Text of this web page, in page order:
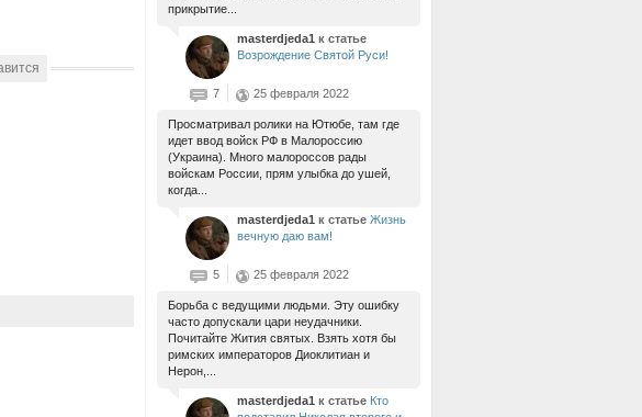
прикрытие...
masterdjeda1 к статье
Возрождение Святой Руси!
7 25 февраля 2022
Просматривал ролики на Ютюбе, там где
идет ввод войск РФ в Малороссию
(Украина). Много малороссов рады
войскам России, прям улыбка до ушей,
когда...
masterdjeda1 к статье Жизнь
вечную даю вам!
5 25 февраля 2022
Борьба с ведущими людьми. Эту ошибку
часто допускали цари неудачники.
Почитайте Жития святых. Взять хотя бы
римских императоров Диоклитиан и
Нерон,...
masterdjeda1 к статье Кто